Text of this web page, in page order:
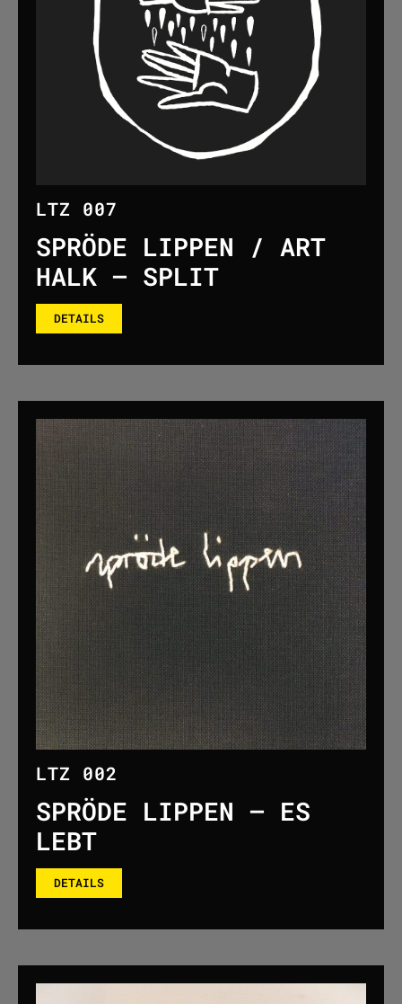
LTZ 007
SPRÖDE LIPPEN / ART
HALK – SPLIT​
DETAILS
LTZ 002
SPRÖDE LIPPEN – ES
LEBT
DETAILS